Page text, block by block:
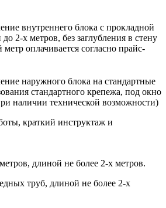
внутреннего блока с прокладной
2-х метров, без заглубления в стену
оплачивается согласно прайс-
наружного блока на стандартные
стандартного крепежа, под окно
наличии технической возможности)
краткий инструктаж и
длиной не более 2-х метров.
труб, длиной не более 2-х